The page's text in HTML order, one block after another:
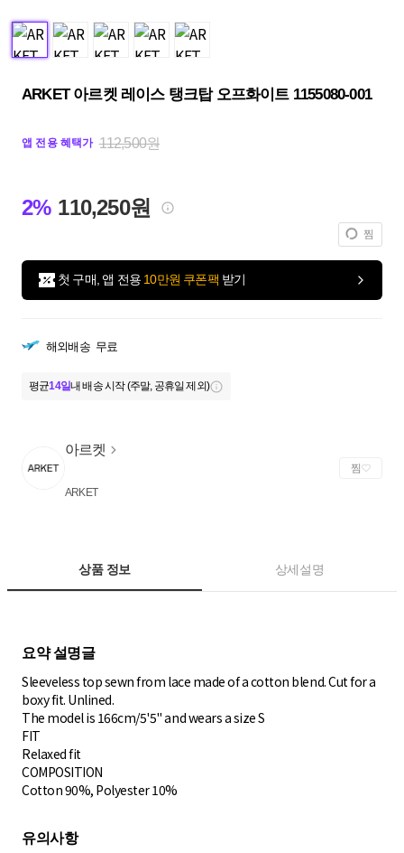
ARKET 아르켓 레이스 탱크탑 오프화이트 1155080-001
앱 전용 혜택가 112,500원
2% 110,250원
찜
첫 구매, 앱 전용 10만원 쿠폰팩 받기
해외배송 무료
평균14일내 배송 시작 (주말, 공휴일 제외)
아르켓
ARKET
찜
상품 정보 상세설명
요약 설명글
Sleeveless top sewn from lace made of a cotton blend. Cut for a
boxy fit. Unlined.
The model is 166cm/5'5" and wears a size S
FIT
Relaxed fit
COMPOSITION
Cotton 90%, Polyester 10%
유의사항